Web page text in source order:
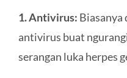
1. Antivirus: Biasanya
antivirus buat
serangan luka herpes